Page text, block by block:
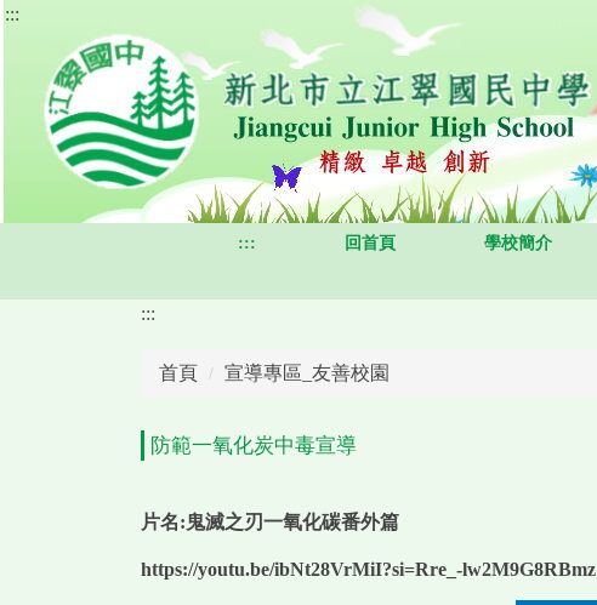
跳
:::
::: 回首頁 學校簡介
:::
首頁 宣導專區_友善校園
防範一氧化炭中毒宣導
片名:鬼滅之刃一氧化碳番外篇
https://youtu.be/ibNt28VrMiI?si=Rre_-lw2M9G8RBmz